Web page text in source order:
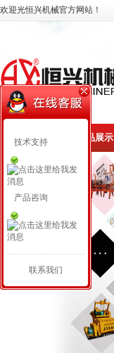
欢迎光恒兴机械官方网站！
网站首页 产品展示
技术支持
产品咨询
联系我们